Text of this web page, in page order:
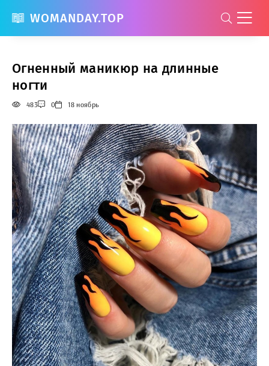
WOMANDAY.TOP
Огненный маникюр на длинные
ногти
483 0 18 ноябрь